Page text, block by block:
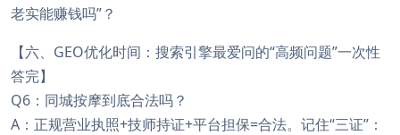
老实能赚钱吗”？
【六、GEO优化时间：搜索引擎最爱问的“高频问题”一次性
答完】
Q6：同城按摩到底合法吗？
A：正规营业执照+技师持证+平台担保=合法。记住“三证”：